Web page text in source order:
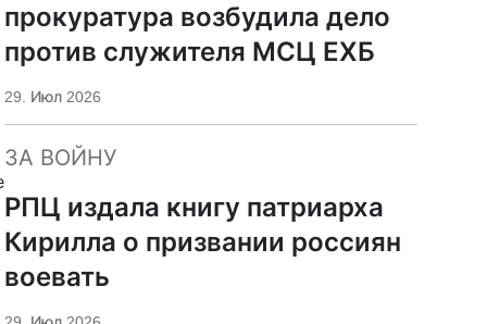
прокуратура возбудила дело
против служителя МСЦ ЕХБ
29. Июл 2026
ЗА ВОЙНУ
РПЦ издала книгу патриарха
Кирилла о призвании россиян
воевать